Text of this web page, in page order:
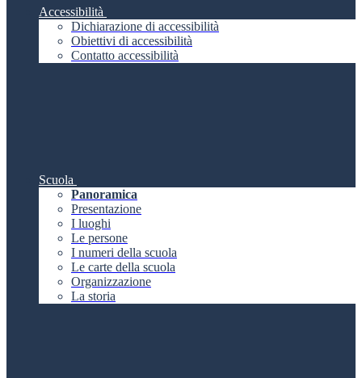
Accessibilità
Dichiarazione di accessibilità
Obiettivi di accessibilità
Contatto accessibilità
Scuola
Panoramica
Presentazione
I luoghi
Le persone
I numeri della scuola
Le carte della scuola
Organizzazione
La storia